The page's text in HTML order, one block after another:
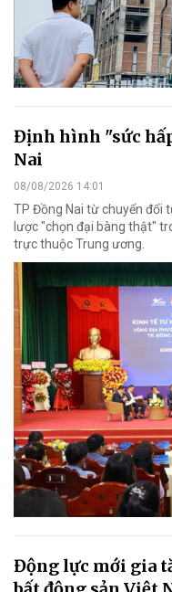
Định hình "sức
Nai
08/08/2026 14:01
TP Đồng Nai từ chuyển đổi
lược "chọn đại bàng thật"
trực thuộc Trung ương.
Động lực mới gia